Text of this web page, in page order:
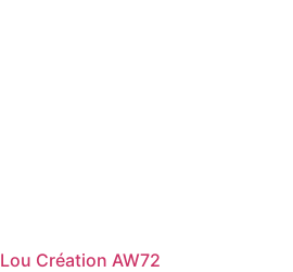
Lou Création AW72